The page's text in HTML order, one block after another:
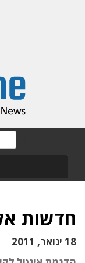
חדשות
18 ינואר, 2011